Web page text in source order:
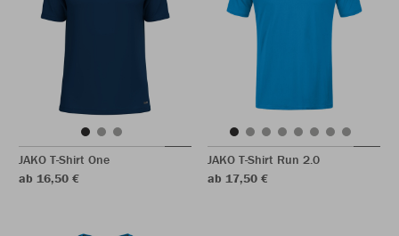
JAKO T-Shirt One
ab 16,50 €
JAKO T-Shirt Run 2.0
ab 17,50 €